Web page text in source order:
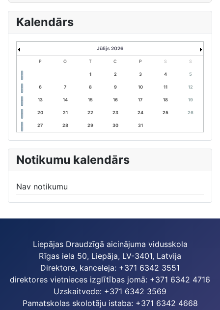
Kalendārs
Jūlijs 2026
P O T C P S S
1 2 3 4 5
6 7 8 9 10 11 12
13 14 15 16 17 18 19
20 21 22 23 24 25 26
27 28 29 30 31
Notikumu kalendārs
Nav notikumu
Liepājas Draudzīgā aicinājuma vidusskola
Rīgas iela 50, Liepāja, LV-3401, Latvija
Direktore, kanceleja: +371 6342 3551
direktores vietnieces izglītības jomā: +371 6342 4716
Uzskaitvede: +371 6342 3569
Pamatskolas skolotāju istaba: +371 6342 4668